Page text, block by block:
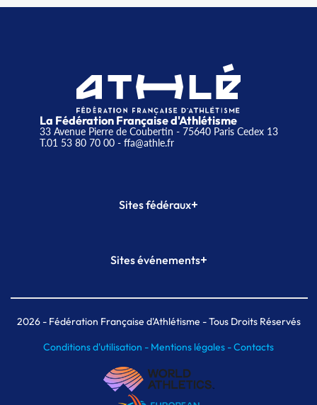
La Fédération Française d'Athlétisme
33 Avenue Pierre de Coubertin - 75640 Paris Cedex 13
T.01 53 80 70 00- ffa@athle.fr
Sites fédéraux+
Plateforme Formation
Sites événements+
Meeting de Paris indoor
MAIF Ekiden de Paris
2026- Fédération Française d'Athlétisme - Tous Droits Réservés
Conditions d'utilisation - Mentions légales -Contacts